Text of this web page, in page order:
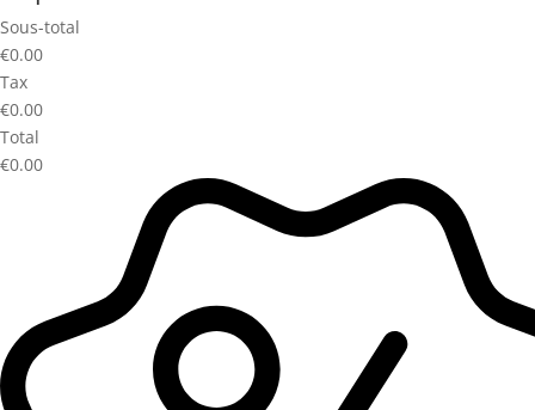
Sous-total
€0.00
Tax
€0.00
Total
€0.00